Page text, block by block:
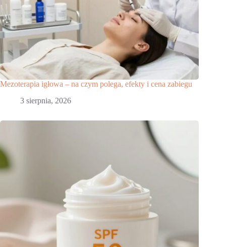
Mezoterapia igłowa – na czym polega, efekty i cena zabiegu
3 sierpnia, 2026